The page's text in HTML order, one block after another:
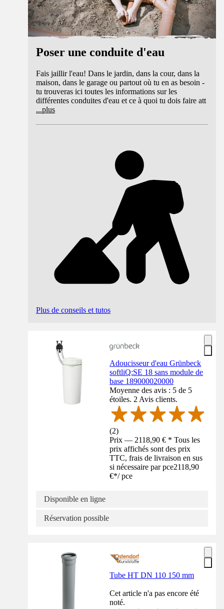
Poser une conduite d'eau
Fais jaillir l'eau! Dans le jardin, dans la cour, dans la
maison, dans le garage ou partout où tu en as besoin -
tu trouveras ici toutes les informations sur les
différentes conduites d'eau et ce à quoi tu dois faire att
...plus
Plus de conseils et tutos
Adoucisseur d'eau Grünbeck
softliQ:SE 18 sans module de
base 189000020000
Moyenne des avis : 5 de 5
étoiles. 2 Avis clients.
(2)
Prix — 2118,90 € * Tous les
prix affichés sont des prix
TTC, frais de livraison en sus
si nécessaire par pce2118,90
€*/ pce
Disponible en ligne
Réservation possible
Tube HT DN 110 150 mm
Cet article n'a pas encore été
noté.